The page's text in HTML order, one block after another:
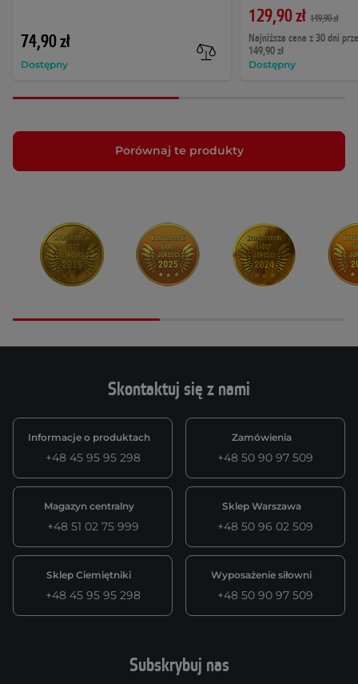
74,90 zł
Dostępny
129,90 zł 149,90 zł
Najniższa cena z 30 dni
149,90 zł
Dostępny
Porównaj te produkty
Skontaktuj się z nami
Informacje o produktach
+48 45 95 95 298
Zamówienia
+48 50 90 97 509
Magazyn centralny
+48 51 02 75 999
Sklep Warszawa
+48 50 96 02 509
Sklep Ciemiętniki
+48 45 95 95 298
Wyposażenie siłowni
+48 50 90 97 509
Subskrybuj nas